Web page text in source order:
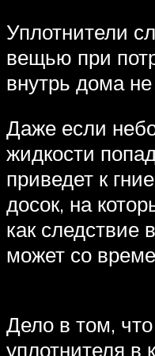
Уплотнители
вещью при
внутрь дома
Даже если
жидкости
приведет к
досок, на
как следствие
может со
Дело в том,
уплотнителя в